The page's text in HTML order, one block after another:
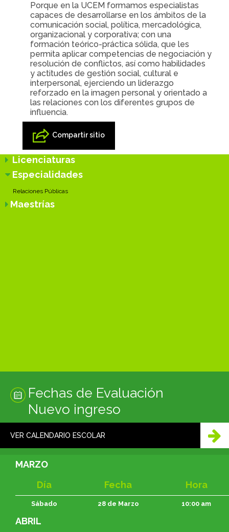
Porque en la UCEM formamos especialistas
capaces de desarrollarse en los ámbitos de la
comunicación social, política, mercadológica,
organizacional y corporativa; con una
formación teórico-práctica sólida, que les
permita aplicar competencias de negociación y
resolución de conflictos, así como habilidades
y actitudes de gestión social, cultural e
interpersonal, ejerciendo un liderazgo
reforzado en la imagen personal y orientado a
las relaciones con los diferentes grupos de
influencia.
Compartir sitio
Licenciaturas
Especialidades
Relaciones Públicas
Maestrías
Fechas de Evaluación
Nuevo ingreso
VER CALENDARIO ESCOLAR
MARZO
Día
Fecha Hora
Sábado 28 de Marzo 10:00 am
ABRIL